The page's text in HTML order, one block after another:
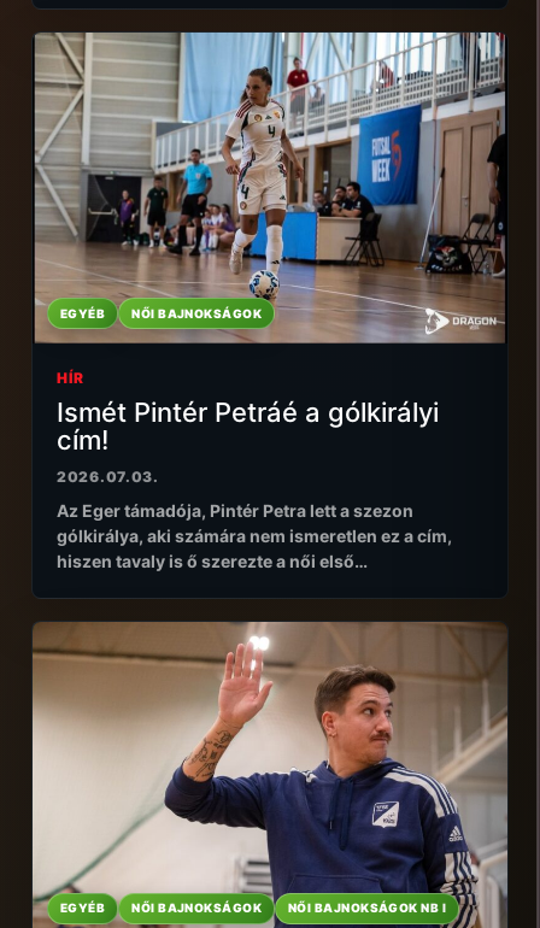
EGYÉB NŐI BAJNOKSÁGOK
HÍR
Ismét Pintér Petráé a gólkirályi
cím!
2026.07.03.
Az Eger támadója, Pintér Petra lett a szezon
gólkirálya, aki számára nem ismeretlen ez a cím,
hiszen tavaly is ő szerezte a női első…
EGYÉB NŐI BAJNOKSÁGOK NŐI BAJNOKSÁGOK NB I